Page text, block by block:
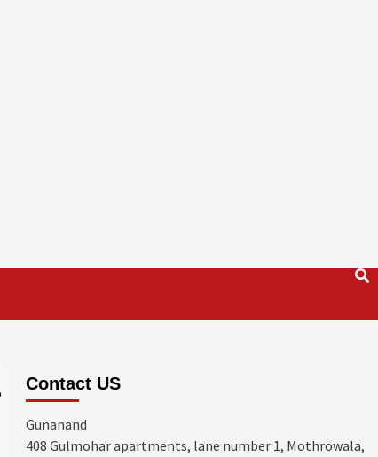
Contact US
Gunanand
408 Gulmohar apartments, lane number 1, Mothrowala,